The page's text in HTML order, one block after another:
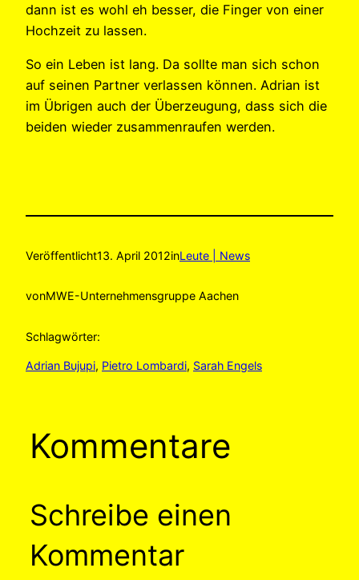
dann ist es wohl eh besser, die Finger von einer
Hochzeit zu lassen.
So ein Leben ist lang. Da sollte man sich schon
auf seinen Partner verlassen können. Adrian ist
im Übrigen auch der Überzeugung, dass sich die
beiden wieder zusammenraufen werden.
Veröffentlicht13. April 2012inLeute | News
vonMWE-Unternehmensgruppe Aachen
Schlagwörter:
Adrian Bujupi, Pietro Lombardi, Sarah Engels
Kommentare
Schreibe einen
Kommentar